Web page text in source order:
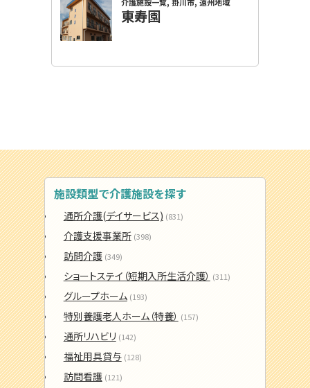
施設類型で介護施設を探す
通所介護(デイサービス) (831)
介護支援事業所 (398)
訪問介護 (349)
ショートステイ（短期入所生活介護） (311)
グループホーム (193)
特別養護老人ホーム（特養） (157)
通所リハビリ (142)
福祉用具貸与 (128)
訪問看護 (121)